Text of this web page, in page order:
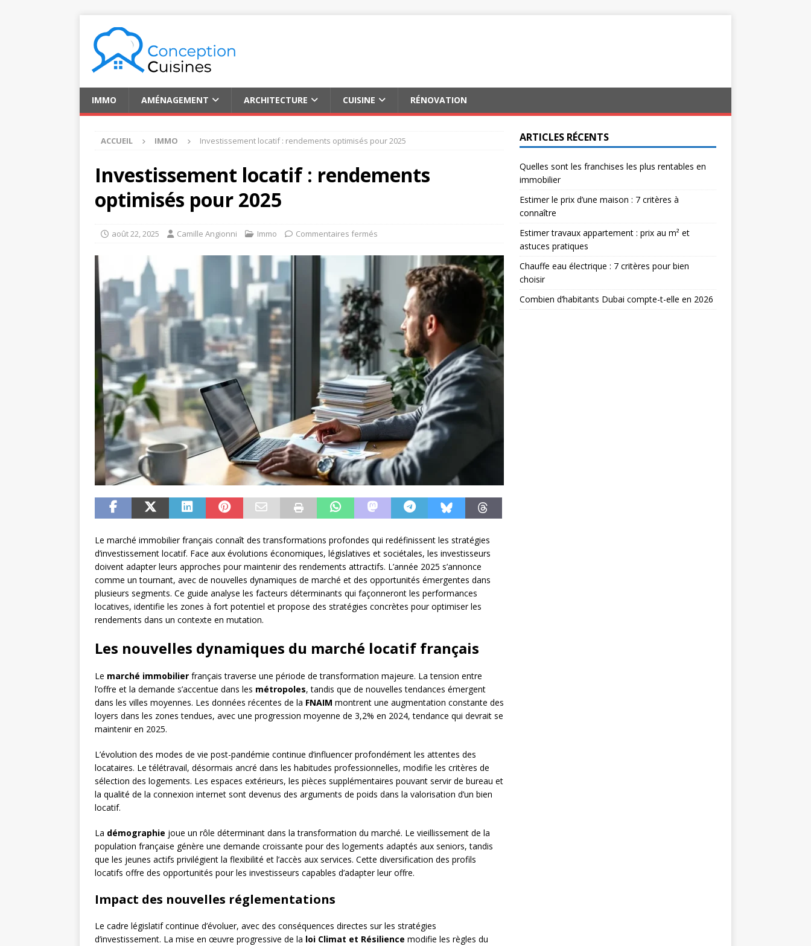
IMMO AMÉNAGEMENT ARCHITECTURE CUISINE RÉNOVATION
ACCUEIL IMMO Investissement locatif : rendements optimisés pour 2025
Investissement locatif : rendements
optimisés pour 2025
août 22, 2025 Camille Angionni Immo Commentaires fermés
Le marché immobilier français connaît des transformations profondes qui redéfinissent les stratégies
d’investissement locatif. Face aux évolutions économiques, législatives et sociétales, les investisseurs
doivent adapter leurs approches pour maintenir des rendements attractifs. L’année 2025 s’annonce
comme un tournant, avec de nouvelles dynamiques de marché et des opportunités émergentes dans
plusieurs segments. Ce guide analyse les facteurs déterminants qui façonneront les performances
locatives, identifie les zones à fort potentiel et propose des stratégies concrètes pour optimiser les
rendements dans un contexte en mutation.
Les nouvelles dynamiques du marché locatif français
Le marché immobilier français traverse une période de transformation majeure. La tension entre
l’offre et la demande s’accentue dans les métropoles, tandis que de nouvelles tendances émergent
dans les villes moyennes. Les données récentes de la FNAIM montrent une augmentation constante des
loyers dans les zones tendues, avec une progression moyenne de 3,2% en 2024, tendance qui devrait se
maintenir en 2025.
L’évolution des modes de vie post-pandémie continue d’influencer profondément les attentes des
locataires. Le télétravail, désormais ancré dans les habitudes professionnelles, modifie les critères de
sélection des logements. Les espaces extérieurs, les pièces supplémentaires pouvant servir de bureau et
la qualité de la connexion internet sont devenus des arguments de poids dans la valorisation d’un bien
locatif.
La démographie joue un rôle déterminant dans la transformation du marché. Le vieillissement de la
population française génère une demande croissante pour des logements adaptés aux seniors, tandis
que les jeunes actifs privilégient la flexibilité et l’accès aux services. Cette diversification des profils
locatifs offre des opportunités pour les investisseurs capables d’adapter leur offre.
Impact des nouvelles réglementations
Le cadre législatif continue d’évoluer, avec des conséquences directes sur les stratégies
d’investissement. La mise en œuvre progressive de la loi Climat et Résilience modifie les règles du
ARTICLES RÉCENTS
Quelles sont les franchises les plus rentables en
immobilier
Estimer le prix d’une maison : 7 critères à
connaître
Estimer travaux appartement : prix au m² et
astuces pratiques
Chauffe eau électrique : 7 critères pour bien
choisir
Combien d’habitants Dubai compte-t-elle en 2026